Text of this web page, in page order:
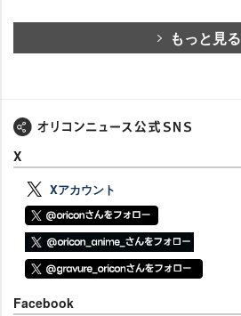
もっと見る
X
Xアカウント
Facebook